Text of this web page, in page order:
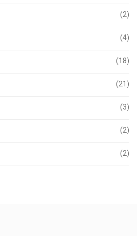
(2)
(4)
(18)
(21)
(3)
(2)
(2)